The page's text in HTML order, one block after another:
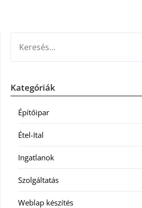
Kategóriák
Építőipar
Étel-Ital
Ingatlanok
Szolgáltatás
Weblap készítés